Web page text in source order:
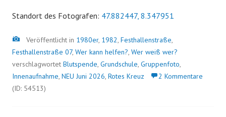
Standort des Fotografen: 47.882447, 8.347951
Bild
Veröffentlicht in 1980er, 1982, Festhallenstraße,
Festhallenstraße 07, Wer kann helfen?, Wer weiß wer?
verschlagwortet Blutspende, Grundschule, Gruppenfoto,
Innenaufnahme, NEU Juni 2026, Rotes Kreuz
2 Kommentare
(ID: 54513)